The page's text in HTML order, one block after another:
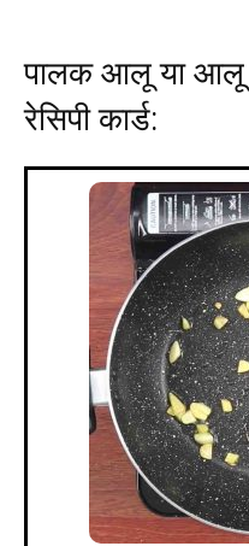
पालक आलू या आलू
रेसिपी कार्ड: